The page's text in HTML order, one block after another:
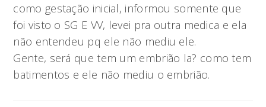
como gestação inicial, informou somente que
foi visto o SG E VV, levei pra outra medica e ela
não entendeu pq ele não mediu ele.
Gente, será que tem um embrião la? como tem
batimentos e ele não mediu o embrião.